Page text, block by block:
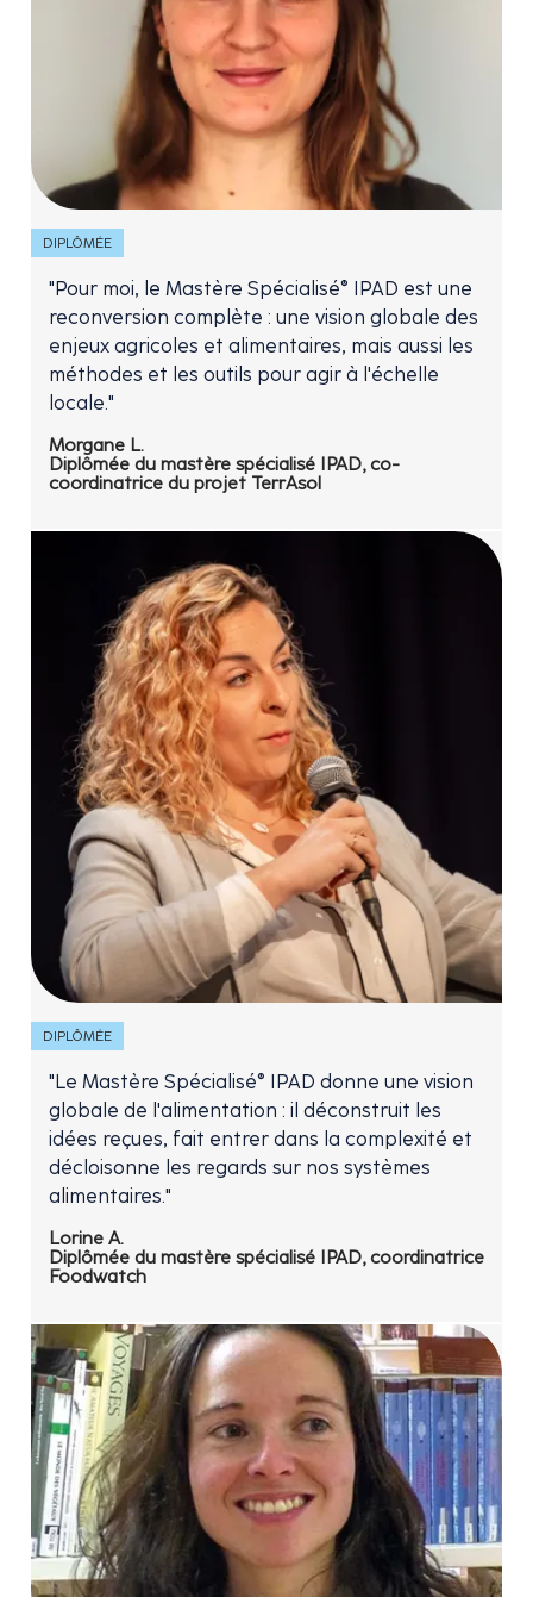
DIPLÔMÉE
"Pour moi, le Mastère Spécialisé® IPAD est une
reconversion complète : une vision globale des
enjeux agricoles et alimentaires, mais aussi les
méthodes et les outils pour agir à l'échelle
locale."
Morgane L.
Diplômée du mastère spécialisé IPAD, co-
coordinatrice du projet TerrAsol
DIPLÔMÉE
"Le Mastère Spécialisé® IPAD donne une vision
globale de l'alimentation : il déconstruit les
idées reçues, fait entrer dans la complexité et
décloisonne les regards sur nos systèmes
alimentaires."
Lorine A.
Diplômée du mastère spécialisé IPAD, coordinatrice
Foodwatch